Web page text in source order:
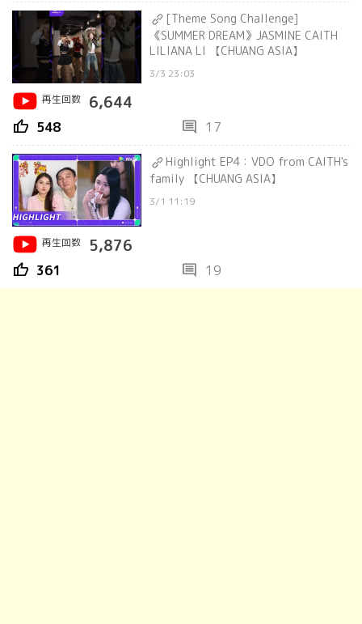
[Theme Song Challenge]
《SUMMER DREAM》JASMINE CAITH
LILIANA LI 【CHUANG ASIA】
3/3 23:03
再生回数
6,644
thumb_up 548 comment 17
Highlight EP4：VDO from CAITH's
family 【CHUANG ASIA】
3/1 11:19
再生回数 5,876
thumb_up 361 comment 19